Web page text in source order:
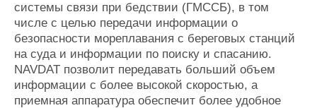
системы связи при бедствии (ГМССБ), в том
числе с целью передачи информации о
безопасности мореплавания с береговых станций
на суда и информации по поиску и спасанию.
NAVDAT позволит передавать больший объем
информации с более высокой скоростью, а
приемная аппаратура обеспечит более удобное